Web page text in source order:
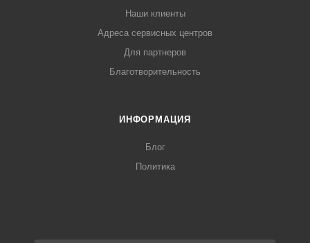
Наши клиенты
Адреса сервисных центров
Для партнеров
Благотворительность
ИНФОРМАЦИЯ
Блог
Политика